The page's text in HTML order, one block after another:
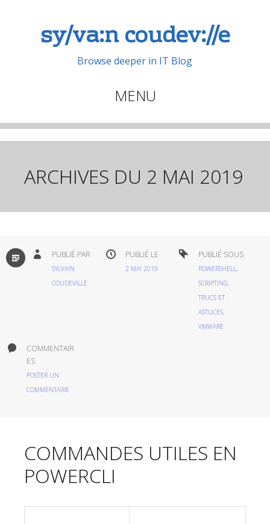
sy/va:n coudev://e
Browse deeper in IT Blog
MENU
Aller
ARCHIVES DU 2 MAI 2019
PAR
DÉFAUT
PUBLIÉ PAR
SYLVAIN
COUDEVILLE
PUBLIÉ LE
2 MAI 2019
PUBLIÉ SOUS
POWERSHELL,
SCRIPTING,
TRUCS ET
ASTUCES,
VMWARE
COMMENTAIR
ES
POSTER UN
COMMENTAIRE
COMMANDES UTILES EN
POWERCLI